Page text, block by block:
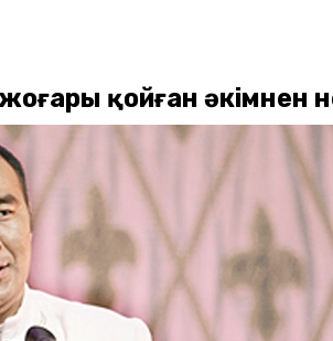
қойған әкімнен